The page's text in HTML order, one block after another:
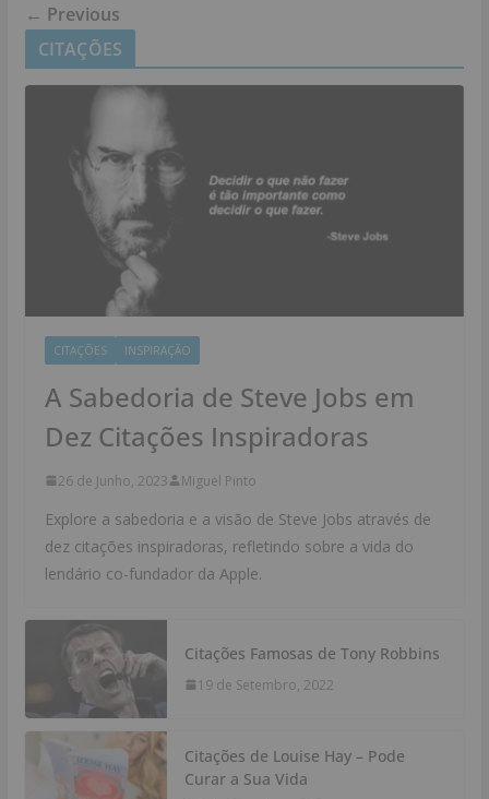
← Previous
CITAÇÕES
CITAÇÕES INSPIRAÇÃO
A Sabedoria de Steve Jobs em
Dez Citações Inspiradoras
26 de Junho, 2023 Miguel Pinto
Explore a sabedoria e a visão de Steve Jobs através de
dez citações inspiradoras, refletindo sobre a vida do
lendário co-fundador da Apple.
Citações Famosas de Tony Robbins
19 de Setembro, 2022
Citações de Louise Hay – Pode
Curar a Sua Vida